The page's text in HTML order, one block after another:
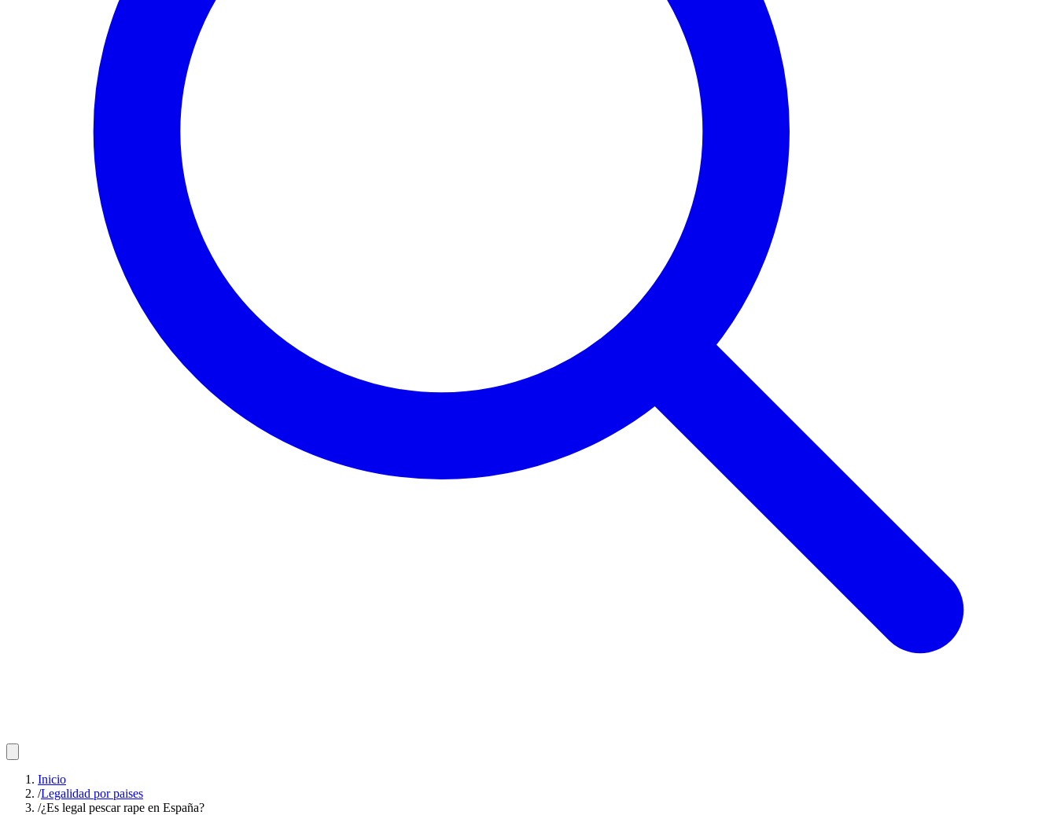
Inicio
/Legalidad por paises
/¿Es legal pescar rape en España?